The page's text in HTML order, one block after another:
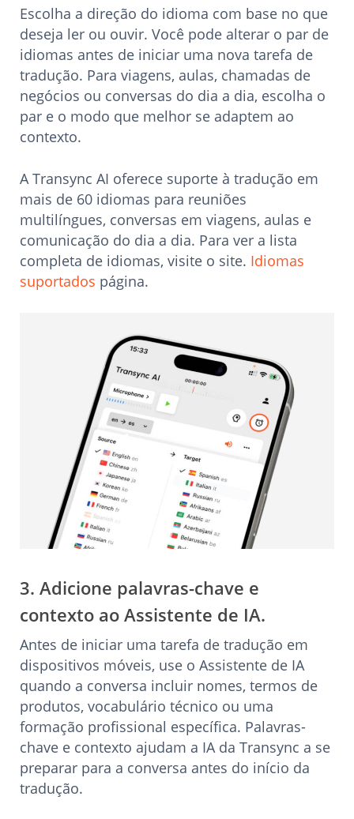
Escolha a direção do idioma com base no que
deseja ler ou ouvir. Você pode alterar o par de
idiomas antes de iniciar uma nova tarefa de
tradução. Para viagens, aulas, chamadas de
negócios ou conversas do dia a dia, escolha o
par e o modo que melhor se adaptem ao
contexto.
A Transync AI oferece suporte à tradução em
mais de 60 idiomas para reuniões
multilíngues, conversas em viagens, aulas e
comunicação do dia a dia. Para ver a lista
completa de idiomas, visite o site. Idiomas
suportados página.
3. Adicione palavras-chave e
contexto ao Assistente de IA.
Antes de iniciar uma tarefa de tradução em
dispositivos móveis, use o Assistente de IA
quando a conversa incluir nomes, termos de
produtos, vocabulário técnico ou uma
formação profissional específica. Palavras-
chave e contexto ajudam a IA da Transync a se
preparar para a conversa antes do início da
tradução.